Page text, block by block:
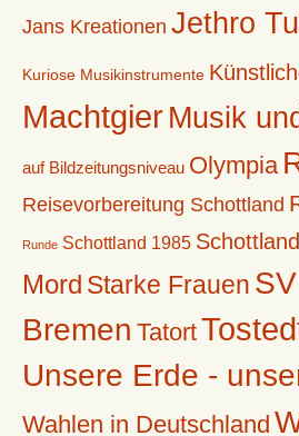
Jans Kreationen Jethro
Kuriose Musikinstrumente
MachtgierMusik
auf Bildzeitungsniveau Olympia
Reisevorbereitung Schottland
Runde Schottland 1985
Mord Starke Frauen
Bremen Tatort
Unsere Erde -
Wahlen in Deutschland